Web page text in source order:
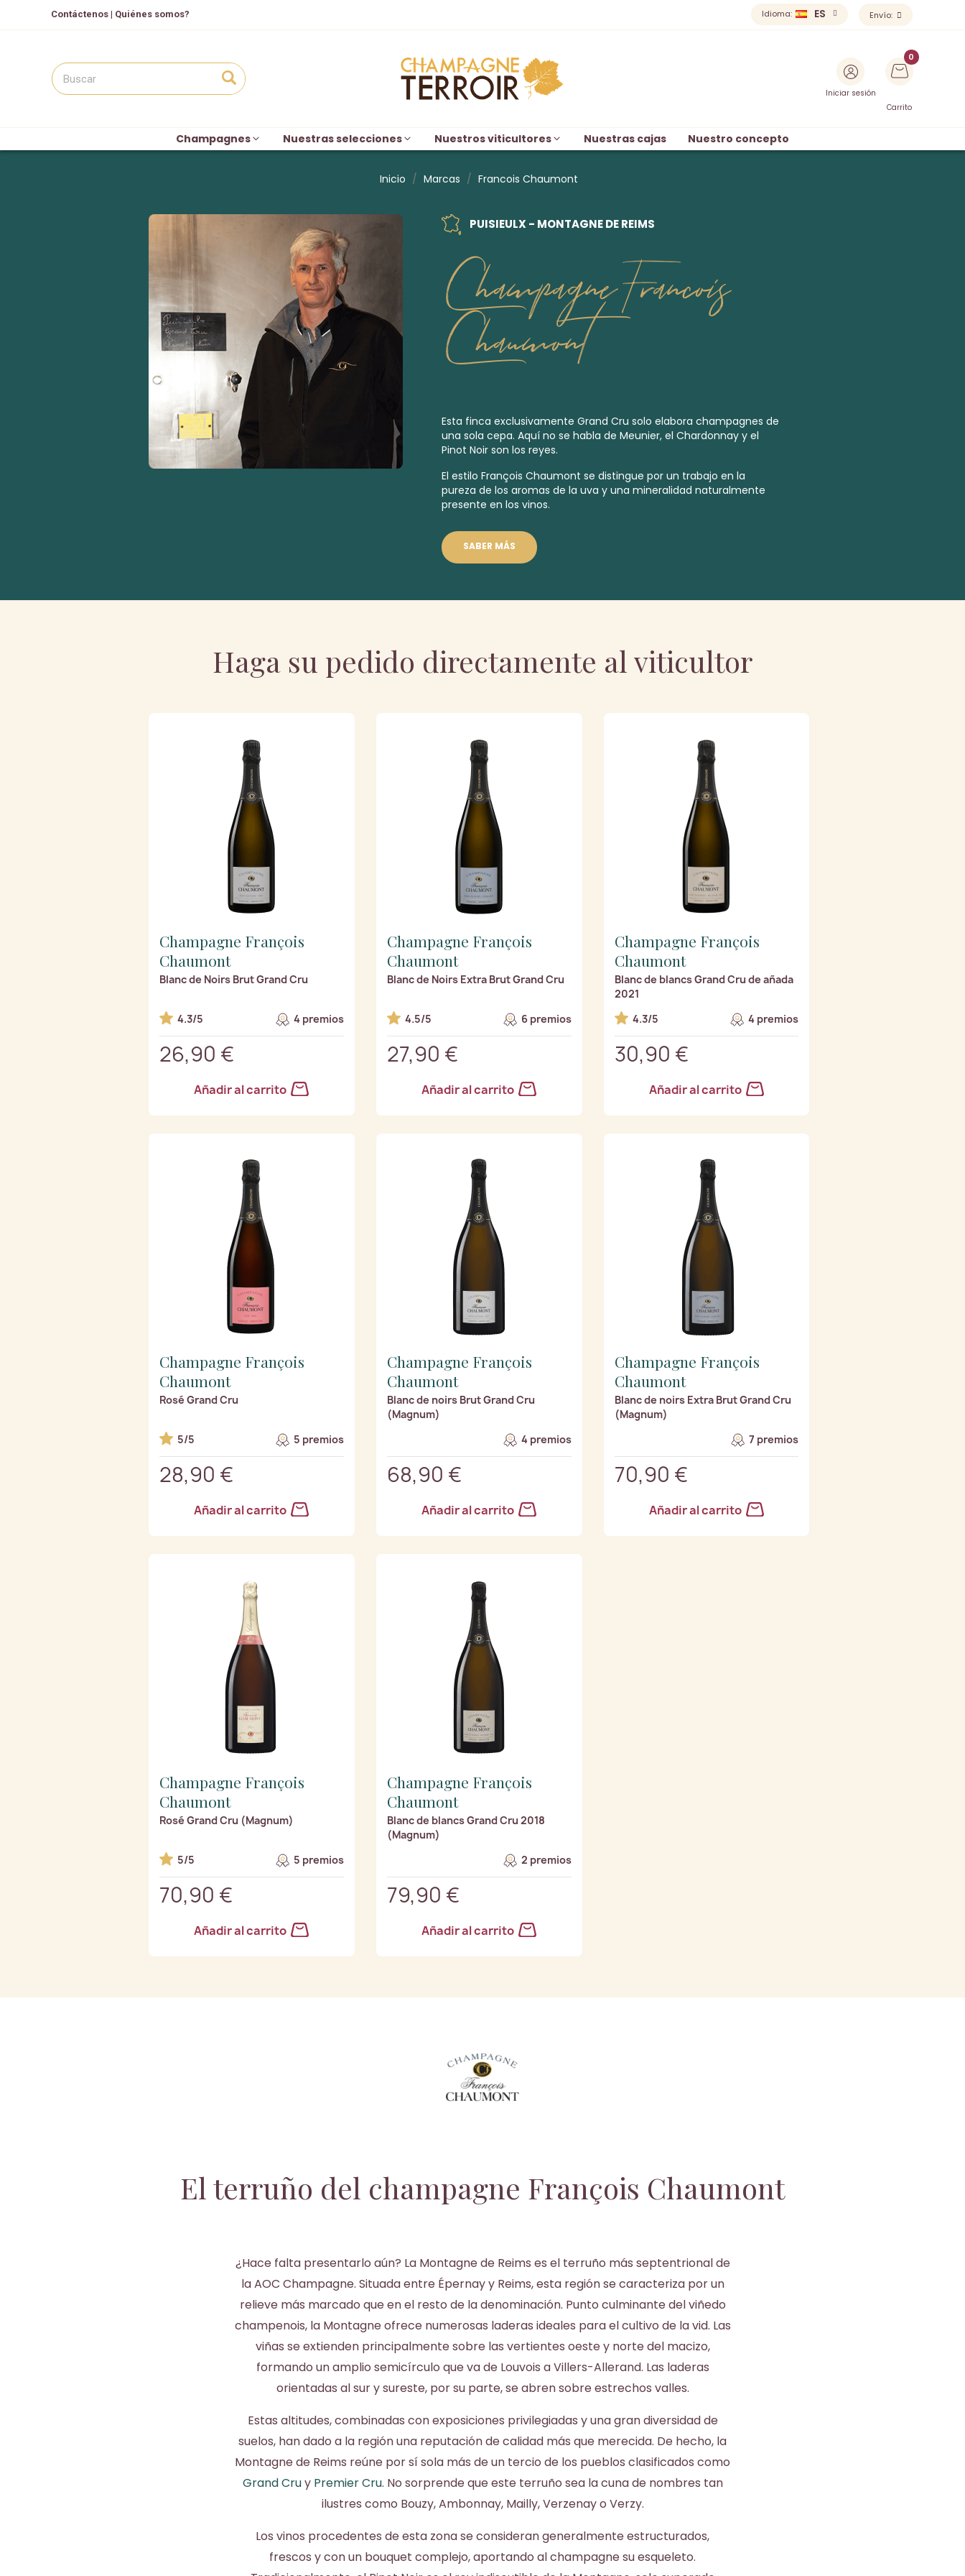
Contáctenos | Quiénes somos? Idioma: ES Envío:
Iniciar sesión
Carrito
Champagnes Nuestras selecciones Nuestros viticultores Nuestras cajas Nuestro concepto
Inicio Marcas Francois Chaumont
PUISIEULX - MONTAGNE DE REIMS
Champagne Francois
Chaumont
Esta finca exclusivamente Grand Cru solo elabora champagnes de
una sola cepa. Aquí no se habla de Meunier, el Chardonnay y el
Pinot Noir son los reyes.
El estilo François Chaumont se distingue por un trabajo en la
pureza de los aromas de la uva y una mineralidad naturalmente
presente en los vinos.
SABER MÁS
Haga su pedido directamente al viticultor
Champagne François
Chaumont
Blanc de Noirs Brut Grand Cru
4.3/5 4 premios
26,90 €
Añadir al carrito
Champagne François
Chaumont
Blanc de Noirs Extra Brut Grand Cru
4.5/5 6 premios
27,90 €
Añadir al carrito
Champagne François
Chaumont
Blanc de blancs Grand Cru de añada
2021
4.3/5
4 premios
30,90 €
Añadir al carrito
Champagne François
Chaumont
Rosé Grand Cru
5/5 5 premios
28,90 €
Añadir al carrito
Champagne François
Chaumont
Blanc de noirs Brut Grand Cru
(Magnum)
4 premios
68,90 €
Añadir al carrito
Champagne François
Chaumont
Blanc de noirs Extra Brut Grand Cru
(Magnum)
7 premios
70,90 €
Añadir al carrito
Champagne François
Chaumont
Rosé Grand Cru (Magnum)
5/5 5 premios
70,90 €
Añadir al carrito
Champagne François
Chaumont
Blanc de blancs Grand Cru 2018
(Magnum)
2 premios
79,90 €
Añadir al carrito
El terruño del champagne François Chaumont
¿Hace falta presentarlo aún? La Montagne de Reims es el terruño más septentrional de
la AOC Champagne. Situada entre Épernay y Reims, esta región se caracteriza por un
relieve más marcado que en el resto de la denominación. Punto culminante del viñedo
champenois, la Montagne ofrece numerosas laderas ideales para el cultivo de la vid. Las
viñas se extienden principalmente sobre las vertientes oeste y norte del macizo,
formando un amplio semicírculo que va de Louvois a Villers-Allerand. Las laderas
orientadas al sur y sureste, por su parte, se abren sobre estrechos valles.
Estas altitudes, combinadas con exposiciones privilegiadas y una gran diversidad de
suelos, han dado a la región una reputación de calidad más que merecida. De hecho, la
Montagne de Reims reúne por sí sola más de un tercio de los pueblos clasificados como
Grand Cruy Premier Cru. No sorprende que este terruño sea la cuna de nombres tan
ilustres como Bouzy, Ambonnay, Mailly, Verzenay o Verzy.
Los vinos procedentes de esta zona se consideran generalmente estructurados,
frescos y con un bouquet complejo, aportando al champagne su esqueleto.